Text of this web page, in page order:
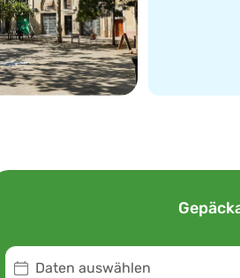
Daten auswählen